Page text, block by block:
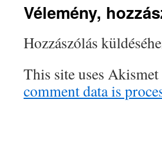
Vélemény,
Hozzászólás
This site uses
comment data is